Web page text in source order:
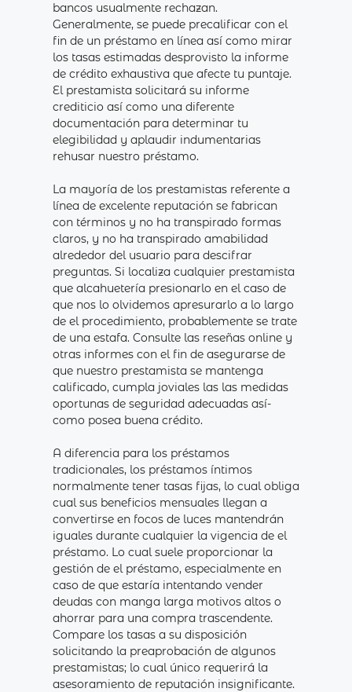
bancos usualmente rechazan.
Generalmente, se puede precalificar con el
fin de un préstamo en línea así­ como mirar
los tasas estimadas desprovisto la informe
de crédito exhaustiva que afecte tu puntaje.
El prestamista solicitará su informe
crediticio así­ como una diferente
documentación para determinar tu
elegibilidad y aplaudir indumentarias
rehusar nuestro préstamo.
La mayoría de los prestamistas referente a
línea de excelente reputación se fabrican
con términos y no ha transpirado formas
claros, y no ha transpirado amabilidad
alrededor del usuario para descifrar
preguntas. Si localiza cualquier prestamista
que alcahuetería presionarlo en el caso de
que nos lo olvidemos apresurarlo a lo largo
de el procedimiento, probablemente se trate
de una estafa. Consulte las reseñas online y
otras informes con el fin de asegurarse de
que nuestro prestamista se mantenga
calificado, cumpla joviales las las medidas
oportunas de seguridad adecuadas así­
como posea buena crédito.
A diferencia para los préstamos
tradicionales, los préstamos íntimos
normalmente tener tasas fijas, lo cual obliga
cual sus beneficios mensuales llegan a
convertirse en focos de luces mantendrán
iguales durante cualquier la vigencia de el
préstamo. Lo cual suele proporcionar la
gestión de el préstamo, especialmente en
caso de que estaría intentando vender
deudas con manga larga motivos altos o
ahorrar para una compra trascendente.
Compare los tasas a su disposición
solicitando la preaprobación de algunos
prestamistas; lo cual único requerirá la
asesoramiento de reputación insignificante.